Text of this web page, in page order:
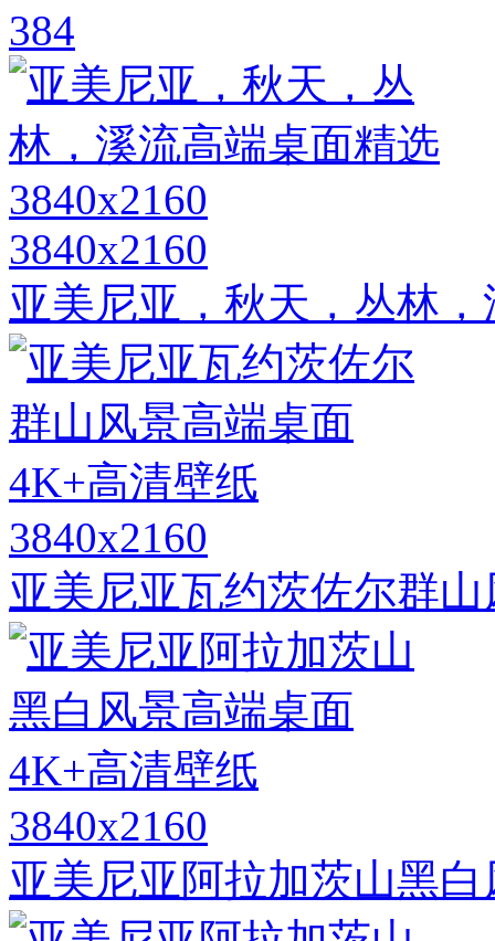
384
3840x2160
亚美尼亚，秋天，丛林
3840x2160
亚美尼亚瓦约茨佐尔群
3840x2160
亚美尼亚阿拉加茨山黑